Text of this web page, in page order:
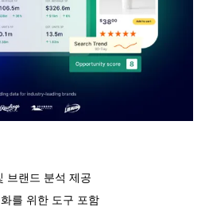
브랜드 분석 제공
를 위한 도구 포함